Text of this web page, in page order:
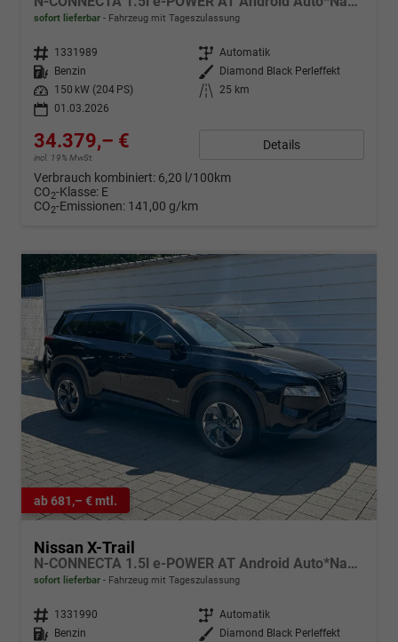
sofort lieferbar Fahrzeug mit Tageszulassung
Fahrzeugnr. 1331989 Getriebe Automatik
Kraftstoff
Benzin Außenfarbe
Diamond Black Perleffekt
Leistung
150 kW (204 PS) Kilometerstand
25 km
01.03.2026
34.379,– €
incl. 19% MwSt.
Details
Verbrauch kombiniert: 6,20 l/100km
CO2-Klasse: E
CO2-Emissionen: 141,00 g/km
ab 681,– € mtl.
Nissan X-Trail
N-CONNECTA 1.5l e-POWER AT Android Auto*Navi*SHZ*3Z Klimaauto*360°*ACC*E-Heck
sofort lieferbar Fahrzeug mit Tageszulassung
Fahrzeugnr. 1331990 Getriebe Automatik
Kraftstoff
Benzin Außenfarbe
Diamond Black Perleffekt